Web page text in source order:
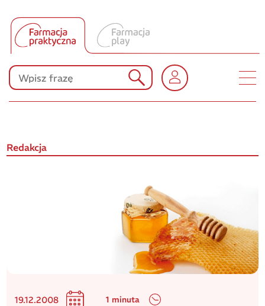
Produkty Polpharmy
KONKURSY
Redakcja
19.12.2008 1 minuta